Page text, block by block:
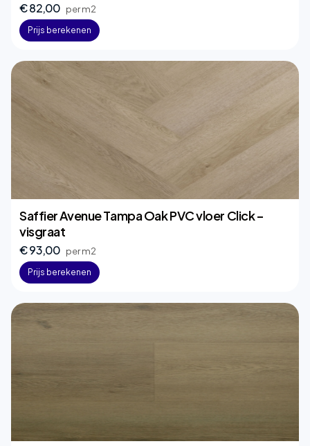
€ 82,00 per m2
Prijs berekenen
Saffier Avenue Tampa Oak PVC vloer Click –
visgraat
€ 93,00 per m2
Prijs berekenen